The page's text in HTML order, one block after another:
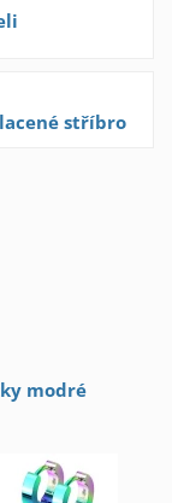
stříbro
modré